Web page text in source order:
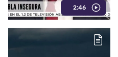
2:46